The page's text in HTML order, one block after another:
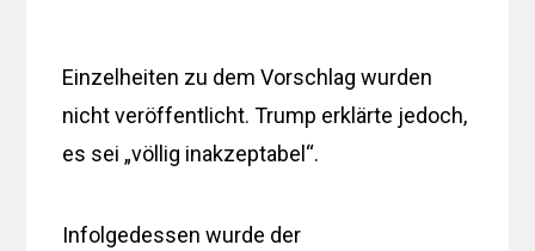
Einzelheiten zu dem Vorschlag wurden
nicht veröffentlicht. Trump erklärte jedoch,
es sei „völlig inakzeptabel“.
Infolgedessen wurde der